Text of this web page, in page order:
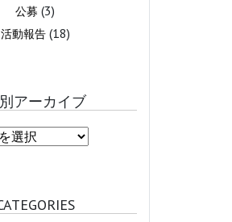
公募 (3)
活動報告(18)
アーカイブ